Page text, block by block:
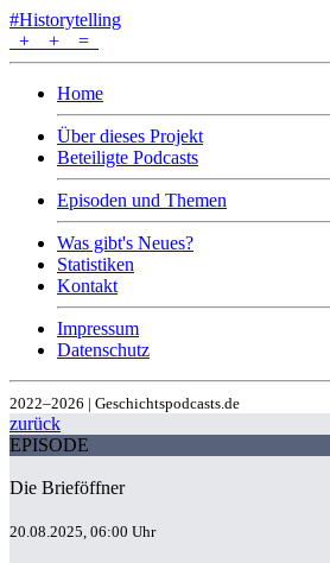
#Historytelling
+
+ =
Home
Über dieses Projekt
Beteiligte Podcasts
Episoden und Themen
Was gibt's Neues?
Statistiken
Kontakt
Impressum
Datenschutz
2022–2026 | Geschichtspodcasts.de
zurück
EPISODE
Die Brieföffner
20.08.2025, 06:00 Uhr